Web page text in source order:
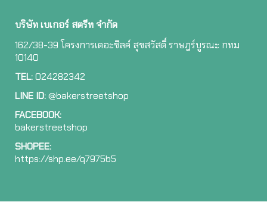
บริษัท เบเกอร์ สตรีท จำกัด
162/38-39 โครงการเดอะซิลค์ สุขสวัสดิ์ ราษฎร์บูรณะ กทม
10140
TEL:024282342
LINE ID:@bakerstreetshop
FACEBOOK:
bakerstreetshop
SHOPEE:
https://shp.ee/q7975b5